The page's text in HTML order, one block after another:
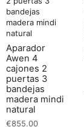
Aparador
Awen 4
cajones 2
puertas 3
bandejas
madera mindi
natural
€855.00